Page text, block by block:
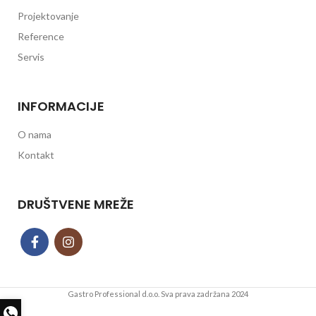
Projektovanje
Reference
Servis
INFORMACIJE
O nama
Kontakt
DRUŠTVENE MREŽE
Gastro Professional d.o.o. Sva prava zadržana 2024